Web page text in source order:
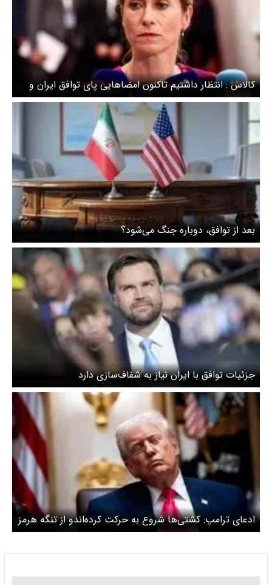
کالاس : انتظار داشتیم تاکنون امضاهایی پای توافق ایران و
آمریکا ثبت شده باشد
بعد از توافق، دوباره جنگ می‌شود؟
جزئیات توافق با ایران نیاز به شفاف‌سازی دارد
ادعای ترامپ: کشتی‌ها شروع به حرکت کرده‌اندو از تنگه هرمز
خارج می‌شوند